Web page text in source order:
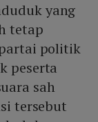
yang
tetap
politik
peserta
sah
tersebut